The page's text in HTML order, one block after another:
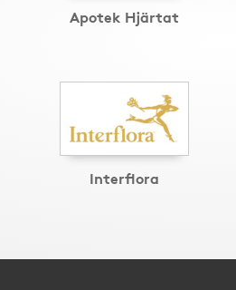
Apotek Hjärtat
Interflora